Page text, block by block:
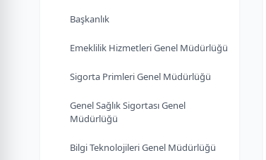
Başkanlık
Emeklilik Hizmetleri Genel Müdürlüğü
Sigorta Primleri Genel Müdürlüğü
Genel Sağlık Sigortası Genel
Müdürlüğü
Bilgi Teknolojileri Genel Müdürlüğü